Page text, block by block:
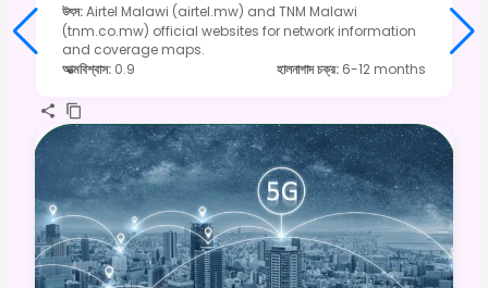
উৎস:Airtel Malawi (airtel.mw) and TNM Malawi
(tnm.co.mw) official websites for network information
and coverage maps.
আত্মবিশ্বাস: 0.9 হালনাগাদ চক্র: 6-12 months